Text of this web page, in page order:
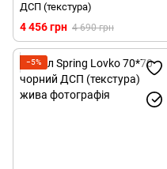
ДСП (текстура)
4 456 грн 4 690 грн
−5%